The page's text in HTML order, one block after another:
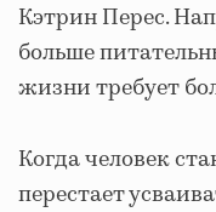
Кэтрин Перес.
больше
жизни требует
Когда человек
перестает